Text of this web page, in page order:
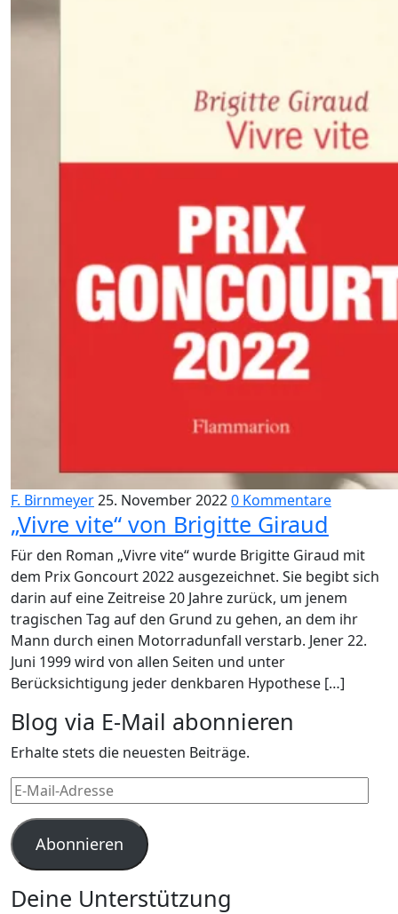
F. Birnmeyer25. November 20220 Kommentare
„Vivre vite“ von Brigitte Giraud
Für den Roman „Vivre vite“ wurde Brigitte Giraud mit
dem Prix Goncourt 2022 ausgezeichnet. Sie begibt sich
darin auf eine Zeitreise 20 Jahre zurück, um jenem
tragischen Tag auf den Grund zu gehen, an dem ihr
Mann durch einen Motorradunfall verstarb. Jener 22.
Juni 1999 wird von allen Seiten und unter
Berücksichtigung jeder denkbaren Hypothese […]
Blog via E-Mail abonnieren
Erhalte stets die neuesten Beiträge.
E-
Mail-
Adresse
Abonnieren
Deine Unterstützung